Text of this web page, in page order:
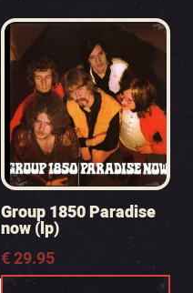
Group 1850 Paradise
now (lp)
€29.95